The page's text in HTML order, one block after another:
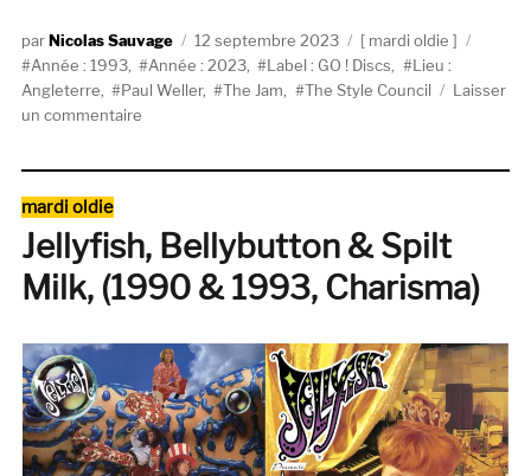
AuteurNicolas Sauvage
Publié
le
12 septembre 2023 Catégories
mardi oldie
Année : 1993, Année : 2023, Label : GO ! Discs,
Lieu :
Angleterre, Paul Weller, The Jam, The Style Council
Laisser
un commentairesur
(GO !
Discs,
1993)
Catégories
mardi oldie
Jellyfish, Bellybutton & Spilt
Milk, (1990 & 1993, Charisma)